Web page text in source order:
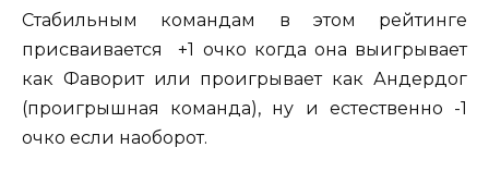
Стабильным командам в этом рейтинге
присваивается +1 очко когда она выигрывает
как Фаворит или проигрывает как Андердог
(проигрышная команда), ну и естественно -1
очко если наоборот.